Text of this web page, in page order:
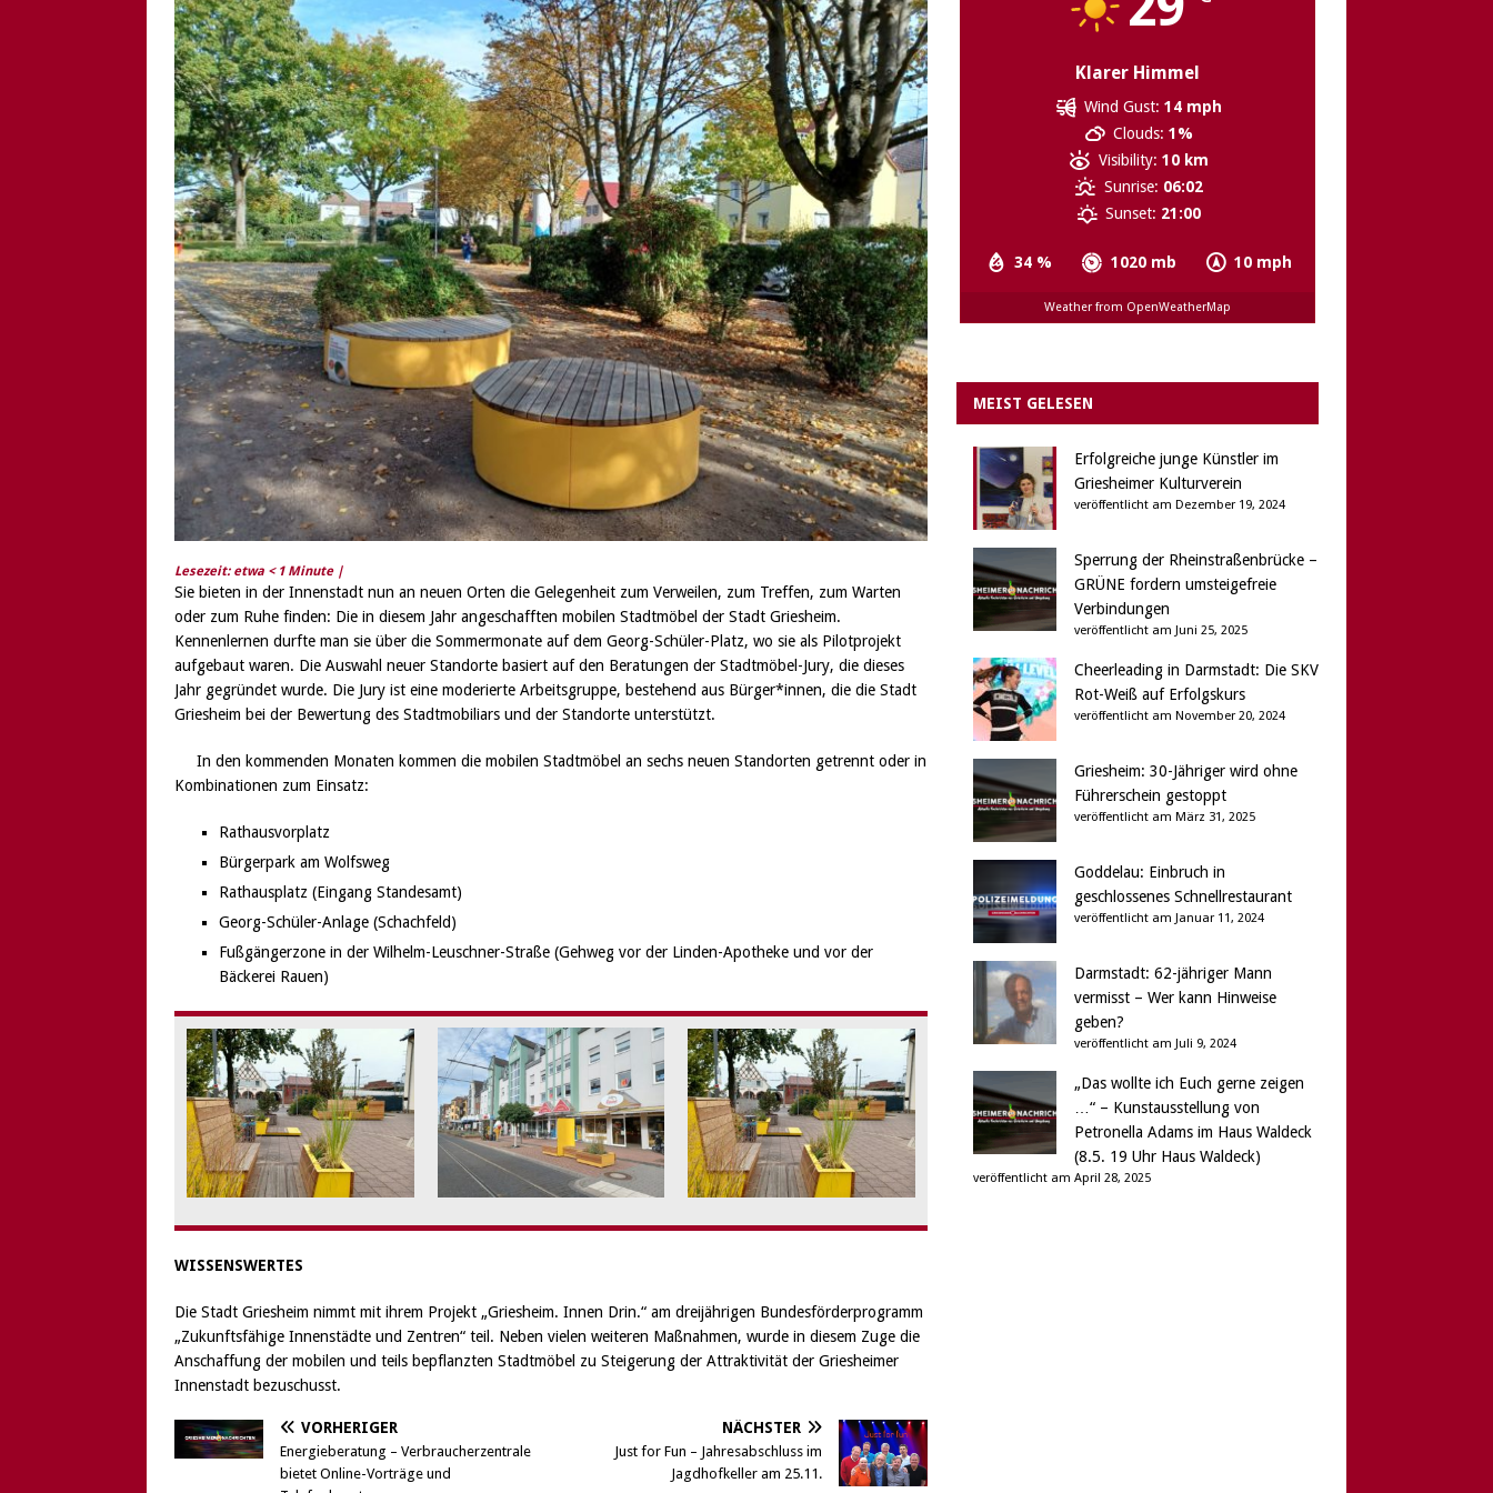
[ 6. August 2026 ] Die Lichter gehen aus…. IN EIGENER SACHE
Lesezeit: etwa < 1 Minute |
Sie bieten in der Innenstadt nun an neuen Orten die Gelegenheit zum Verweilen, zum Treffen, zum Warten
oder zum Ruhe finden: Die in diesem Jahr angeschafften mobilen Stadtmöbel der Stadt Griesheim.
Kennenlernen durfte man sie über die Sommermonate auf dem Georg-Schüler-Platz, wo sie als Pilotprojekt
aufgebaut waren. Die Auswahl neuer Standorte basiert auf den Beratungen der Stadtmöbel-Jury, die dieses
Jahr gegründet wurde. Die Jury ist eine moderierte Arbeitsgruppe, bestehend aus Bürger*innen, die die Stadt
Griesheim bei der Bewertung des Stadtmobiliars und der Standorte unterstützt.
In den kommenden Monaten kommen die mobilen Stadtmöbel an sechs neuen Standorten getrennt oder in
Kombinationen zum Einsatz:
Rathausvorplatz
Bürgerpark am Wolfsweg
Rathausplatz (Eingang Standesamt)
Georg-Schüler-Anlage (Schachfeld)
Fußgängerzone in der Wilhelm-Leuschner-Straße (Gehweg vor der Linden-Apotheke und vor der
Bäckerei Rauen)
WISSENSWERTES
Die Stadt Griesheim nimmt mit ihrem Projekt „Griesheim. Innen Drin.“ am dreijährigen Bundesförderprogramm
„Zukunftsfähige Innenstädte und Zentren“ teil. Neben vielen weiteren Maßnahmen, wurde in diesem Zuge die
Anschaffung der mobilen und teils bepflanzten Stadtmöbel zu Steigerung der Attraktivität der Griesheimer
Innenstadt bezuschusst.
VORHERIGER
Energieberatung – Verbraucherzentrale
bietet Online-Vorträge und
NÄCHSTER
Just for Fun – Jahresabschluss im
Jagdhofkeller am 25.11.
Klarer Himmel
34 % 1020 mb 10 mph
Wind Gust: 14 mph
Clouds: 1%
Visibility: 10 km
Sunrise: 06:02
Sunset: 21:00
Weather from OpenWeatherMap
MEIST GELESEN
Erfolgreiche junge Künstler im
Griesheimer Kulturverein
veröffentlicht am Dezember 19, 2024
Sperrung der Rheinstraßenbrücke –
GRÜNE fordern umsteigefreie
Verbindungen
veröffentlicht am Juni 25, 2025
Cheerleading in Darmstadt: Die SKV
Rot-Weiß auf Erfolgskurs
veröffentlicht am November 20, 2024
Griesheim: 30-Jähriger wird ohne
Führerschein gestoppt
veröffentlicht am März 31, 2025
Goddelau: Einbruch in
geschlossenes Schnellrestaurant
veröffentlicht am Januar 11, 2024
Darmstadt: 62-jähriger Mann
vermisst – Wer kann Hinweise
geben?
veröffentlicht am Juli 9, 2024
„Das wollte ich Euch gerne zeigen
…“ – Kunstausstellung von
Petronella Adams im Haus Waldeck
(8.5. 19 Uhr Haus Waldeck)
veröffentlicht am April 28, 2025